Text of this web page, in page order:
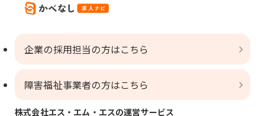
企業の採用担当の方はこちら
障害福祉事業者の方はこちら
株式会社エス・エム・エスの運営サービス